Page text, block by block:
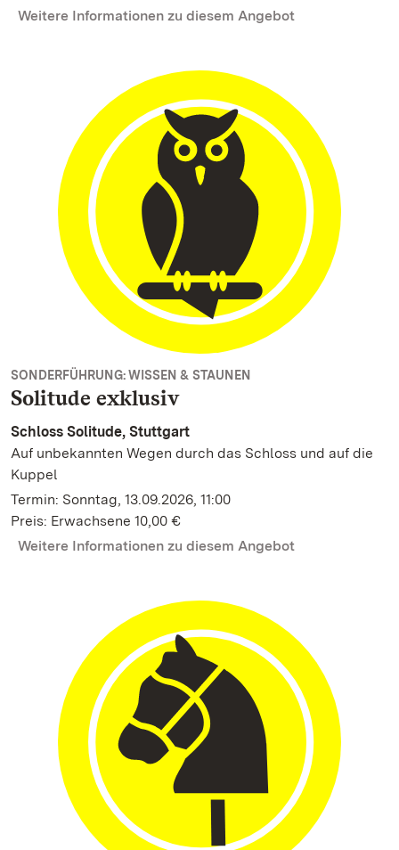
Weitere Informationen zu diesem Angebot
SONDERFÜHRUNG: WISSEN & STAUNEN
Solitude exklusiv
Schloss Solitude, Stuttgart
Auf unbekannten Wegen durch das Schloss und auf die
Kuppel
Termin: Sonntag, 13.09.2026, 11:00
Preis: Erwachsene 10,00 €
Weitere Informationen zu diesem Angebot